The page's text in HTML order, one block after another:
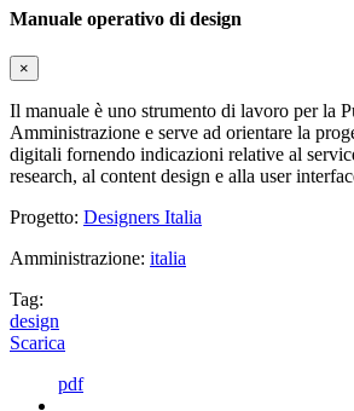
Manuale operativo di design
×
Il manuale è uno strumento di lavoro per la
Amministrazione e serve ad orientare la
digitali fornendo indicazioni relative al
research, al content design e alla user
Progetto: Designers Italia
Amministrazione: italia
Tag:
design
Scarica
pdf